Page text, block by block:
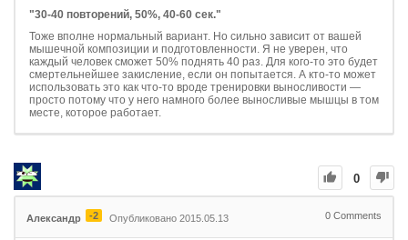
"30-40 повторений, 50%, 40-60 сек."
Тоже вполне нормальный вариант. Но сильно зависит от вашей
мышечной композиции и подготовленности. Я не уверен, что
каждый человек сможет 50% поднять 40 раз. Для кого-то это будет
смертельнейшее закисление, если он попытается. А кто-то может
использовать это как что-то вроде тренировки выносливости —
просто потому что у него намного более выносливые мышцы в том
месте, которое работает.
0
Александр -2 Опубликовано 2015.05.13 0 Comments